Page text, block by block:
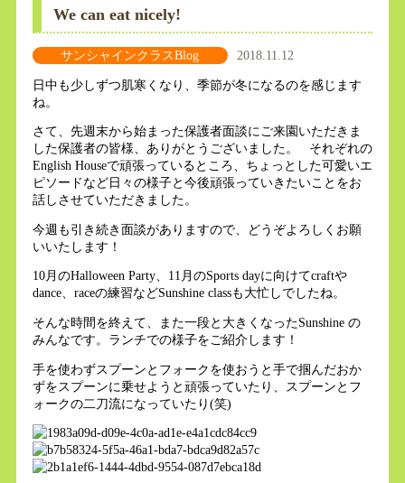
We can eat nicely!
サンシャインクラスBlog 2018.11.12
日中も少しずつ肌寒くなり、季節が冬になるのを感じます
ね。
さて、先週末から始まった保護者面談にご来園いただきま
した保護者の皆様、ありがとうございました。 それぞれの
English Houseで頑張っているところ、ちょっとした可愛いエ
ピソードなど日々の様子と今後頑張っていきたいことをお
話しさせていただきました。
今週も引き続き面談がありますので、どうぞよろしくお願
いいたします！
10月のHalloween Party、11月のSports dayに向けてcraftや
dance、raceの練習などSunshine classも大忙しでしたね。
そんな時間を終えて、また一段と大きくなったSunshine の
みんなです。ランチでの様子をご紹介します！
手を使わずスプーンとフォークを使おうと手で掴んだおか
ずをスプーンに乗せようと頑張っていたり、スプーンとフ
ォークの二刀流になっていたり(笑)